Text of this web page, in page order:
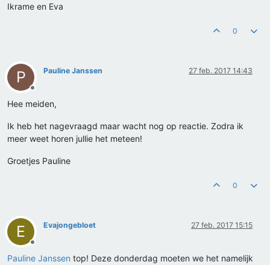
Ikrame en Eva
0
P
Offline
Pauline Janssen 27 feb. 2017 14:43
Hee meiden,
Ik heb het nagevraagd maar wacht nog op reactie. Zodra ik
meer weet horen jullie het meteen!
Groetjes Pauline
0
E
Offline
Evajongebloet 27 feb. 2017 15:15
Pauline Janssen top! Deze donderdag moeten we het namelijk